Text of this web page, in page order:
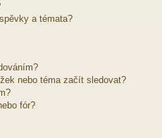
a témata?
nebo téma začít sledovat?
fór?